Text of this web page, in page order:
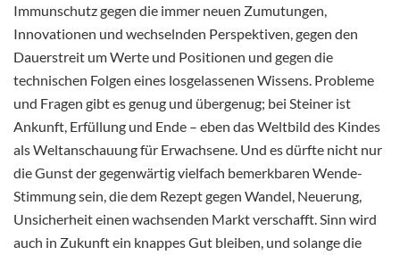
Immunschutz gegen die immer neuen Zumutungen,
Innovationen und wechselnden Perspektiven, gegen den
Dauerstreit um Werte und Positionen und gegen die
technischen Folgen eines losgelassenen Wissens. Probleme
und Fragen gibt es genug und übergenug; bei Steiner ist
Ankunft, Erfüllung und Ende – eben das Weltbild des Kindes
als Weltanschauung für Erwachsene. Und es dürfte nicht nur
die Gunst der gegenwärtig vielfach bemerkbaren Wende-
Stimmung sein, die dem Rezept gegen Wandel, Neuerung,
Unsicherheit einen wachsenden Markt verschafft. Sinn wird
auch in Zukunft ein knappes Gut bleiben, und solange die